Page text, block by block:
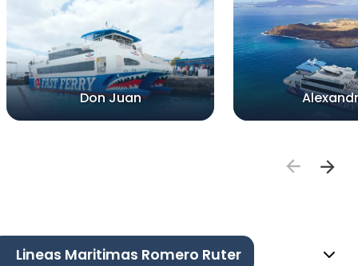
Don Juan
Lineas Maritimas Romero Ruter